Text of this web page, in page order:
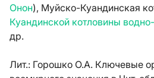
Онон), Муйско-Куандинская
Куандинской котловины
др.
Лит.: Горошко О.А. Ключевые